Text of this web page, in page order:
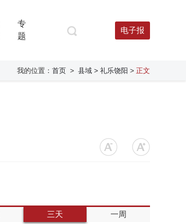
专
题
电子报
我的位置： 首页 > 县域 > 礼乐饶阳 > 正文
三天 一周